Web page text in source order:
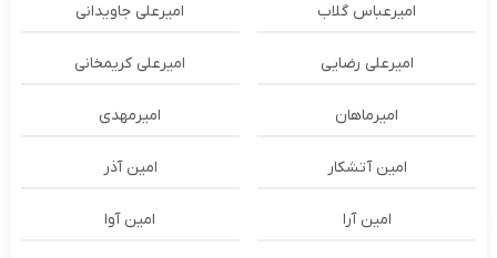
امیرعباس گلاب امیرعلی جاویدانی
امیرعلی رضایی امیرعلی کریمخانی
امیرماهان امیرمهدی
امین آتشکار امین آذر
امین آرا امین آوا